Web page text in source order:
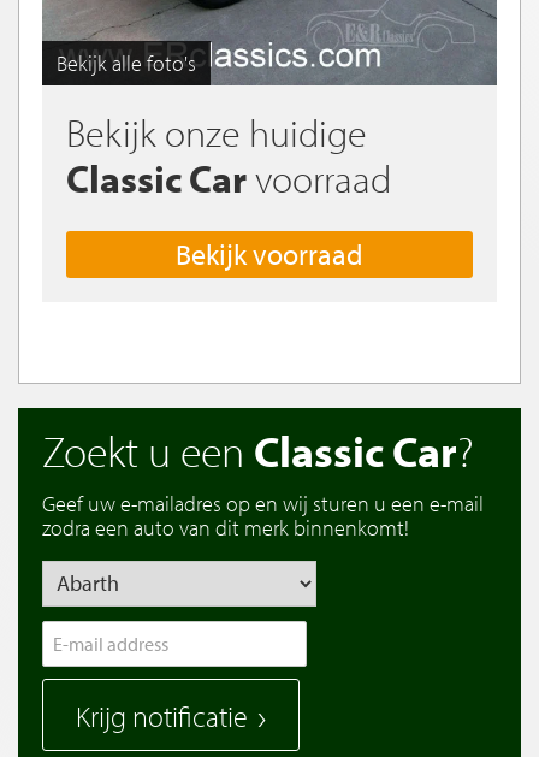
Bekijk alle foto's
Bekijk onze huidige
Classic Carvoorraad
Bekijk voorraad
Zoekt u een Classic Car?
Geef uw e-mailadres op en wij sturen u een e-mail
zodra een auto van dit merk binnenkomt!
Krijg notificatie